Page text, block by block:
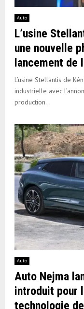
Auto
L’usine
une nouvelle
lancement de
L’usine Stellantis de
industrielle avec
production...
Auto
Auto Nejma
introduit pour
technologie